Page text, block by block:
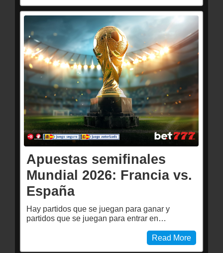
Apuestas semifinales
Mundial 2026: Francia vs.
España
Hay partidos que se juegan para ganar y
partidos que se juegan para entrar en…
Read More